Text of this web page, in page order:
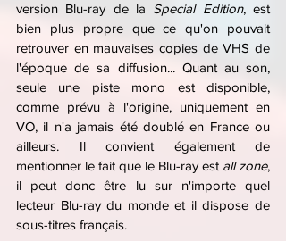
version Blu-ray de la Special Edition, est
bien plus propre que ce qu'on pouvait
retrouver en mauvaises copies de VHS de
l'époque de sa diffusion... Quant au son,
seule une piste mono est disponible,
comme prévu à l'origine, uniquement en
VO, il n'a jamais été doublé en France ou
ailleurs. Il convient également de
mentionner le fait que le Blu-ray est all zone,
il peut donc être lu sur n'importe quel
lecteur Blu-ray du monde et il dispose de
sous-titres français.